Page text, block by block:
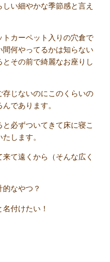
い細やかな季節感と言え
カーペット入りの穴倉で
何やってるかは知らない
その前で綺麗なお座りし
じないのにこのくらいの
であります。
必ずついてきて床に寝こ
します。
て遠くから（そんな広く
なやつ？
付けたい！